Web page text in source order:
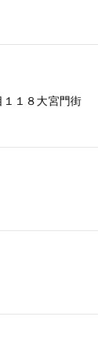
１１８大宮門街